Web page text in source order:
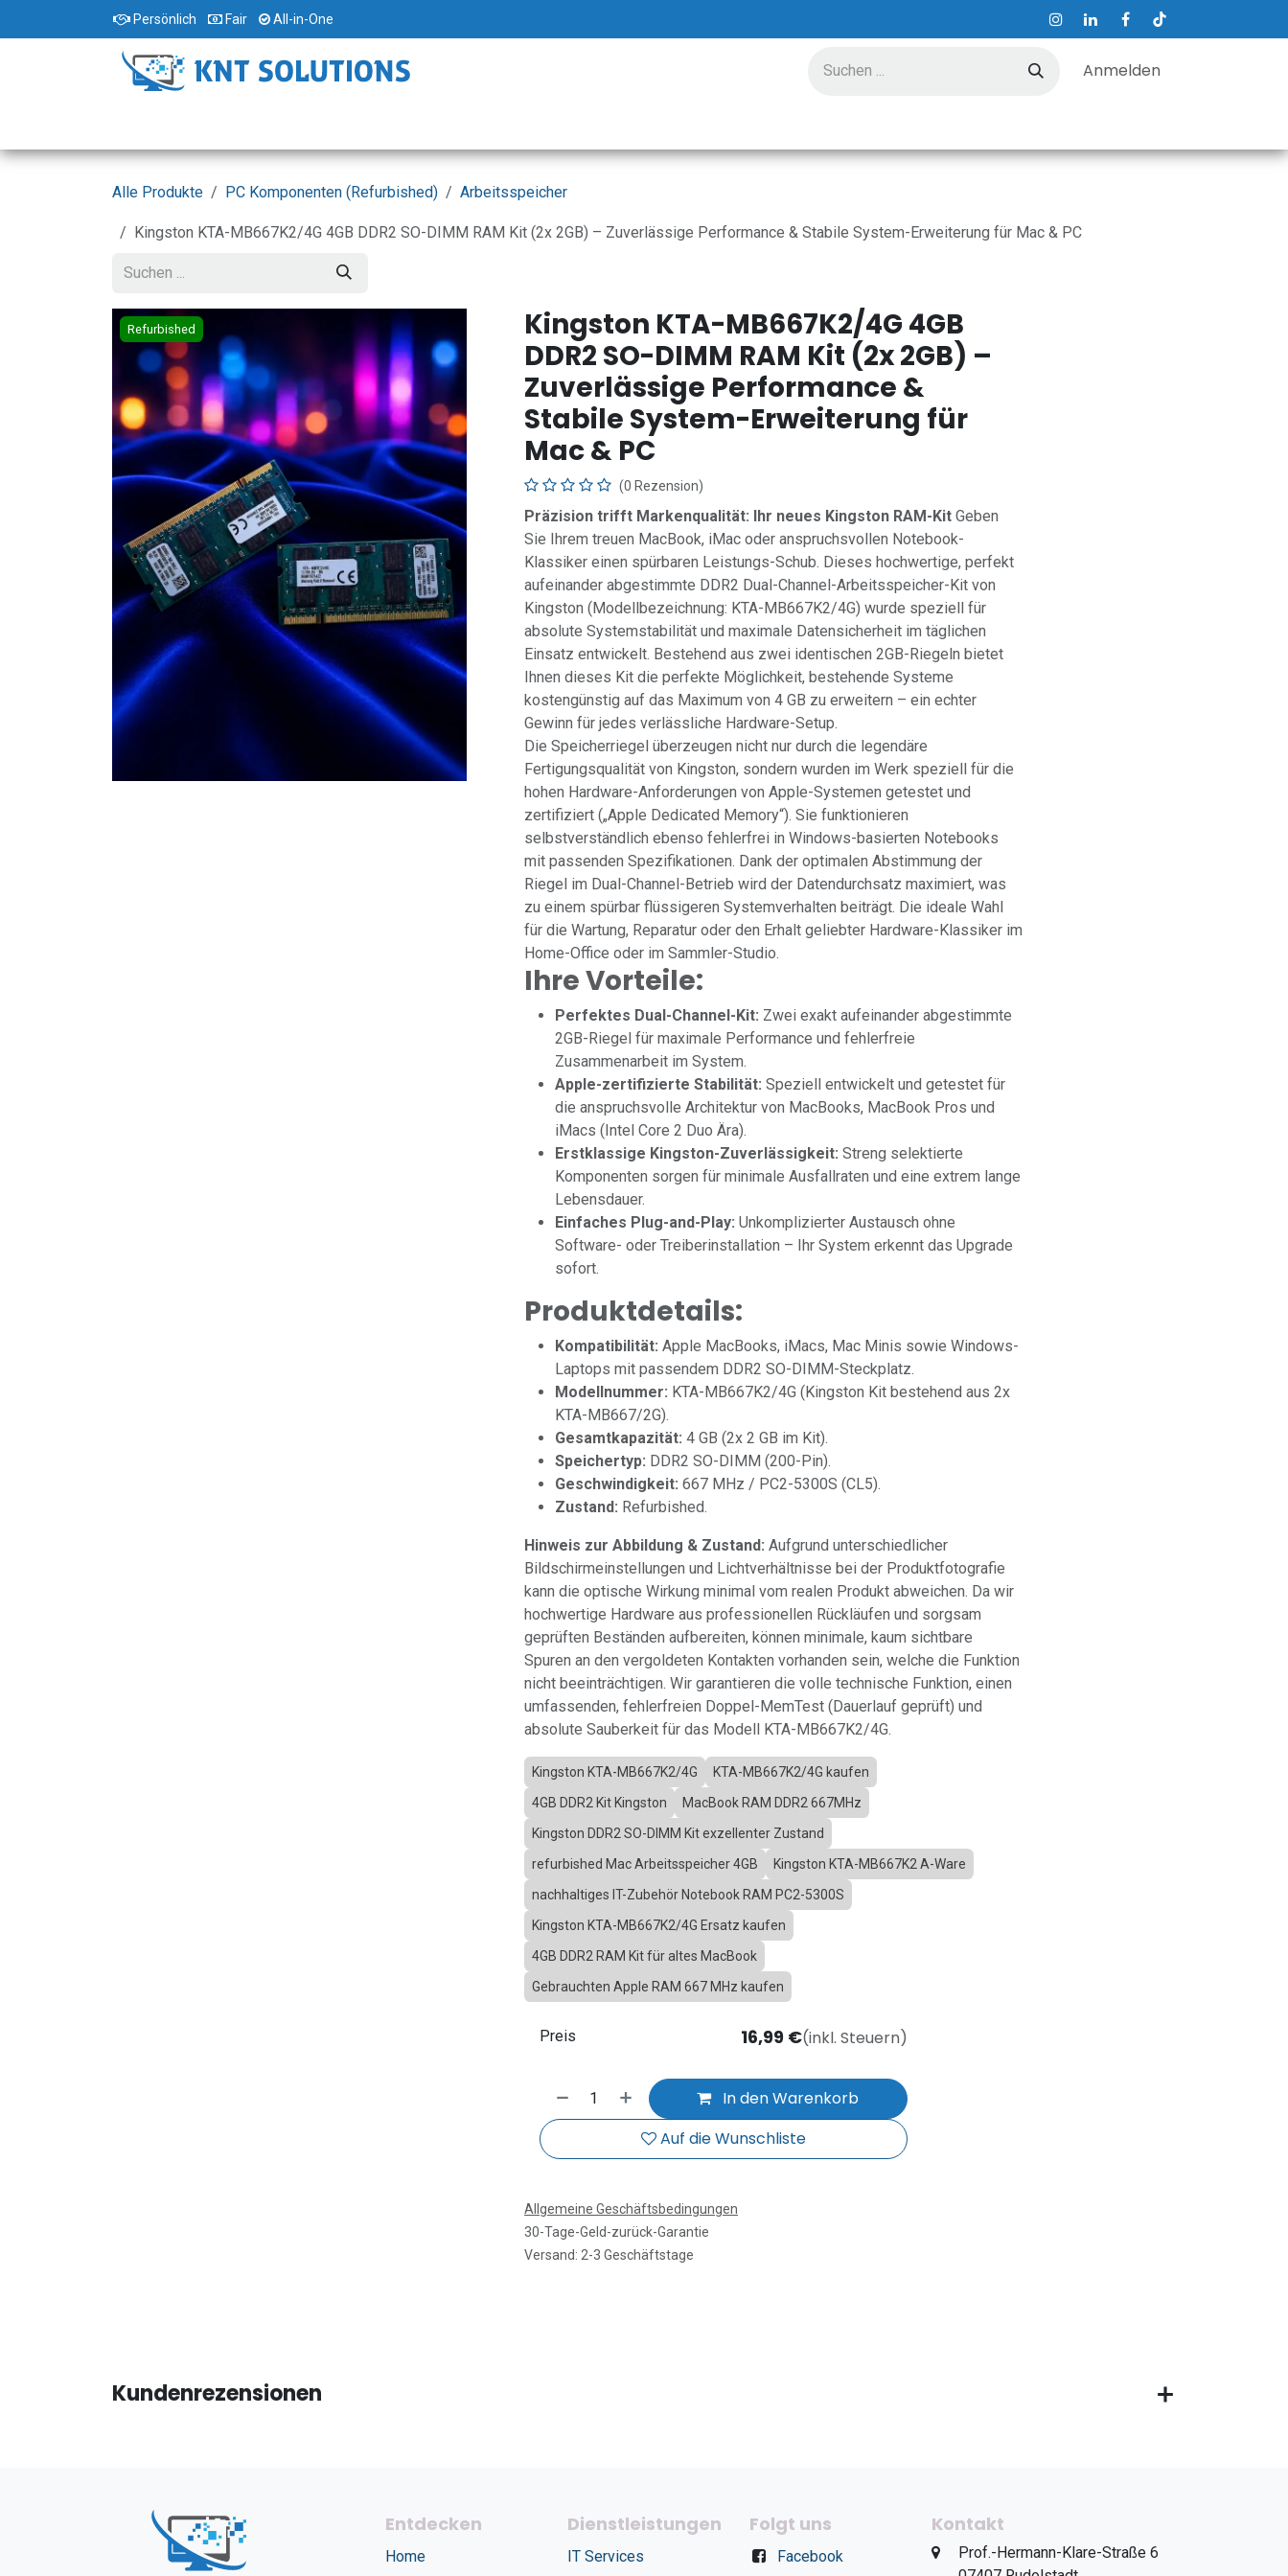
Zum Inhalt springenPersönlich Fair All-in-One
Anmelden
Alle Produkte PC Komponenten (Refurbished) Arbeitsspeicher
Kingston KTA-MB667K2/4G 4GB DDR2 SO-DIMM RAM Kit (2x 2GB) – Zuverlässige Performance & Stabile System-Erweiterung für Mac & PC
Refurbished
Kingston KTA-MB667K2/4G 4GB
DDR2 SO-DIMM RAM Kit (2x 2GB) –
Zuverlässige Performance &
Stabile System-Erweiterung für
Mac & PC
(0 Rezension)
Präzision trifft Markenqualität: Ihr neues Kingston RAM-KitGeben
Sie Ihrem treuen MacBook, iMac oder anspruchsvollen Notebook-
Klassiker einen spürbaren Leistungs-Schub. Dieses hochwertige, perfekt
aufeinander abgestimmte DDR2 Dual-Channel-Arbeitsspeicher-Kit von
Kingston (Modellbezeichnung: KTA-MB667K2/4G) wurde speziell für
absolute Systemstabilität und maximale Datensicherheit im täglichen
Einsatz entwickelt. Bestehend aus zwei identischen 2GB-Riegeln bietet
Ihnen dieses Kit die perfekte Möglichkeit, bestehende Systeme
kostengünstig auf das Maximum von 4 GB zu erweitern – ein echter
Gewinn für jedes verlässliche Hardware-Setup.
Die Speicherriegel überzeugen nicht nur durch die legendäre
Fertigungsqualität von Kingston, sondern wurden im Werk speziell für die
hohen Hardware-Anforderungen von Apple-Systemen getestet und
zertifiziert („Apple Dedicated Memory“). Sie funktionieren
selbstverständlich ebenso fehlerfrei in Windows-basierten Notebooks
mit passenden Spezifikationen. Dank der optimalen Abstimmung der
Riegel im Dual-Channel-Betrieb wird der Datendurchsatz maximiert, was
zu einem spürbar flüssigeren Systemverhalten beiträgt. Die ideale Wahl
für die Wartung, Reparatur oder den Erhalt geliebter Hardware-Klassiker im
Home-Office oder im Sammler-Studio.
Ihre Vorteile:
Perfektes Dual-Channel-Kit: Zwei exakt aufeinander abgestimmte
2GB-Riegel für maximale Performance und fehlerfreie
Zusammenarbeit im System.
Apple-zertifizierte Stabilität: Speziell entwickelt und getestet für
die anspruchsvolle Architektur von MacBooks, MacBook Pros und
iMacs (Intel Core 2 Duo Ära).
Erstklassige Kingston-Zuverlässigkeit: Streng selektierte
Komponenten sorgen für minimale Ausfallraten und eine extrem lange
Lebensdauer.
Einfaches Plug-and-Play: Unkomplizierter Austausch ohne
Software- oder Treiberinstallation – Ihr System erkennt das Upgrade
sofort.
Produktdetails:
Kompatibilität: Apple MacBooks, iMacs, Mac Minis sowie Windows-
Laptops mit passendem DDR2 SO-DIMM-Steckplatz.
Modellnummer: KTA-MB667K2/4G (Kingston Kit bestehend aus 2x
KTA-MB667/2G).
Gesamtkapazität: 4 GB (2x 2 GB im Kit).
Speichertyp: DDR2 SO-DIMM (200-Pin).
Geschwindigkeit: 667 MHz / PC2-5300S (CL5).
Zustand: Refurbished.
Hinweis zur Abbildung & Zustand: Aufgrund unterschiedlicher
Bildschirmeinstellungen und Lichtverhältnisse bei der Produktfotografie
kann die optische Wirkung minimal vom realen Produkt abweichen. Da wir
hochwertige Hardware aus professionellen Rückläufen und sorgsam
geprüften Beständen aufbereiten, können minimale, kaum sichtbare
Spuren an den vergoldeten Kontakten vorhanden sein, welche die Funktion
nicht beeinträchtigen. Wir garantieren die volle technische Funktion, einen
umfassenden, fehlerfreien Doppel-MemTest (Dauerlauf geprüft) und
absolute Sauberkeit für das Modell KTA-MB667K2/4G.
Kingston KTA-MB667K2/4G
KTA-MB667K2/4G kaufen
4GB DDR2 Kit Kingston
MacBook RAM DDR2 667MHz
Kingston DDR2 SO-DIMM Kit exzellenter Zustand
refurbished Mac Arbeitsspeicher 4GB
Kingston KTA-MB667K2 A-Ware
nachhaltiges IT-Zubehör Notebook RAM PC2-5300S
Kingston KTA-MB667K2/4G Ersatz kaufen
4GB DDR2 RAM Kit für altes MacBook
Gebrauchten Apple RAM 667 MHz kaufen
In den Warenkorb
Auf die Wunschliste
Preis 16,99€(inkl. Steuern)
Allgemeine Geschäftsbedingungen
30-Tage-Geld-zurück-Garantie
Versand: 2-3 Geschäftstage
Kundenrezensionen
Entdecken
Home
Dienstleistungen
IT Services
Folgt uns
Facebook
Kontakt
​Prof.-Hermann-Klare-Straße 6